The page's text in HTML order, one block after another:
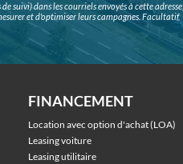
suivi) dans les courriels envoyés à cette adresse,
et d'optimiser leurs campagnes. Facultatif,
FINANCEMENT
Location avec option d'achat (LOA)
Leasing voiture
Leasing utilitaire